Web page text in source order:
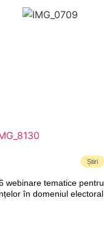
Știri
webinare tematice pentru
în domeniul electoral